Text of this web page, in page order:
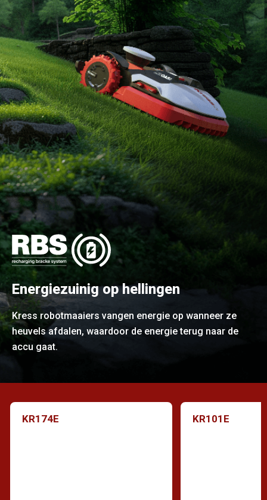
Energiezuinig op hellingen
Kress robotmaaiers vangen energie op wanneer ze
heuvels afdalen, waardoor de energie terug naar de
accu gaat.
KR174E KR101E